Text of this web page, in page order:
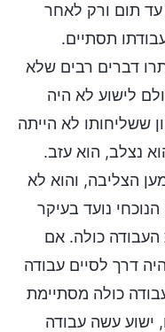
תום ורק לאחר
תסתיים.
דברים רבים שלא
לישוע לא היה
ששליחותו לא הייתה
נצלב, הוא עזב.
הצליבה, והוא לא
נועד בעיקר
כולה. אם
דרך לסיים עבודה
כולה מסתיימת
ישוע עשה עבודה